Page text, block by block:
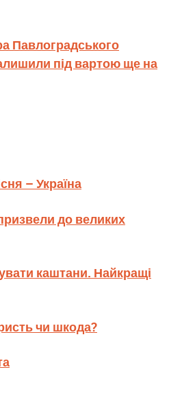
Павлоградського
під вартою ще на
– Україна
до великих
каштани. Найкращі
чи шкода?